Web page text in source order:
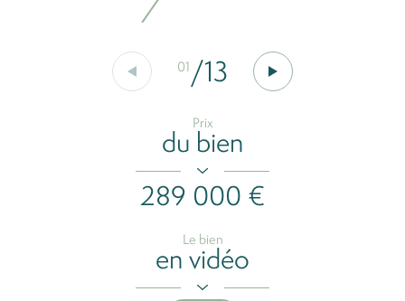
01 /13
Prix
du bien
289 000 €
Le bien
en vidéo